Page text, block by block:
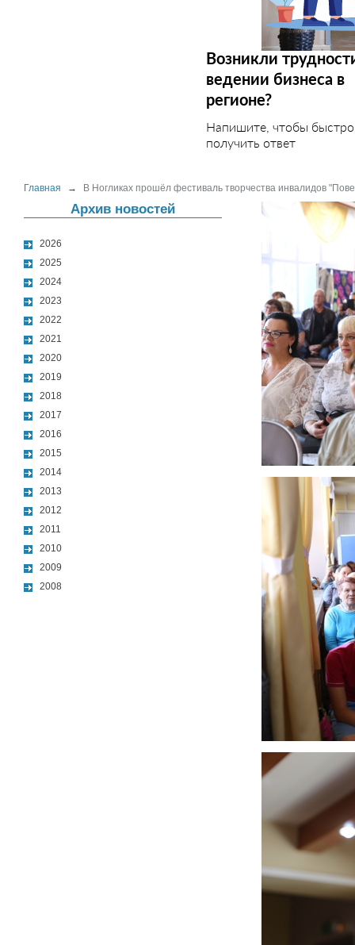
Возникли
ведении бизнеса в
регионе?
Напишите, чтобы быстро
получить ответ
Главная → В Ногликах прошёл фестиваль творчества инвалидов
Архив новостей
2026
2025
2024
2023
2022
2021
2020
2019
2018
2017
2016
2015
2014
2013
2012
2011
2010
2009
2008